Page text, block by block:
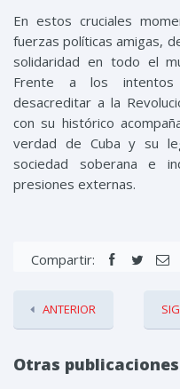
En estoscruciales
fuerzas políticas amigas,
solidaridad en todo el
Frente a los
desacreditar a la R
con su histórico
verdad de Cuba y su
sociedad soberana e
presiones externas.
Compartir:
ANTERIOR
Otras publicaciones